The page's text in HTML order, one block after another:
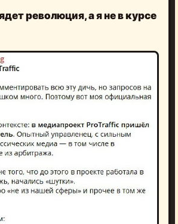
революция, а я не в курсе